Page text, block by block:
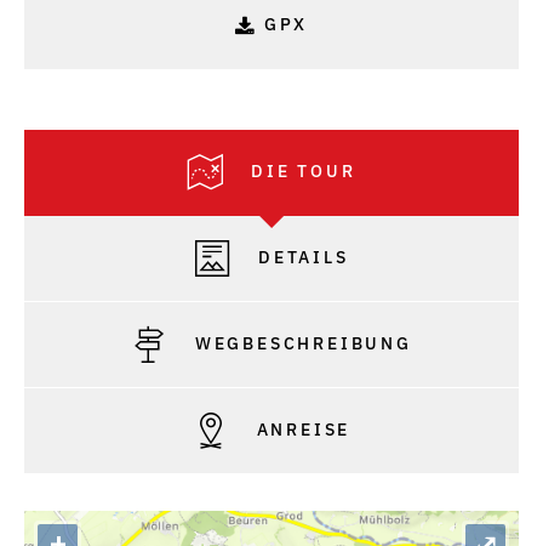
GPX
DIE TOUR
DETAILS
WEGBESCHREIBUNG
ANREISE